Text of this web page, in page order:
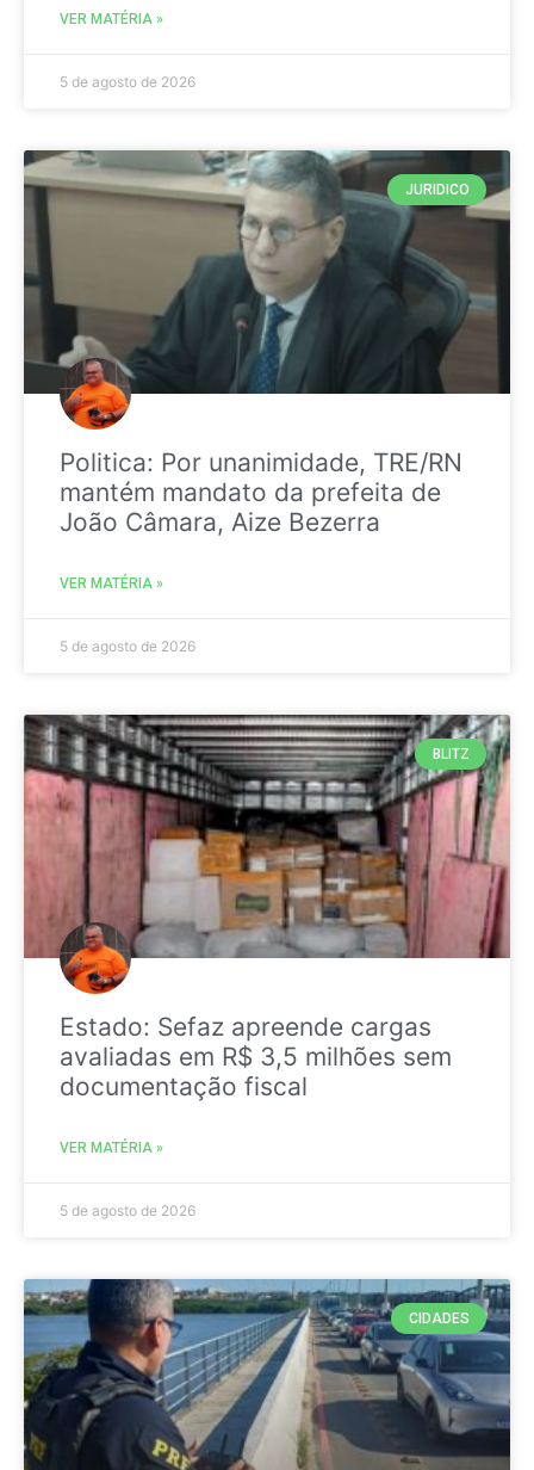
VER MATÉRIA »
5 de agosto de 2026
JURIDICO
Politica: Por unanimidade, TRE/RN
mantém mandato da prefeita de
João Câmara, Aize Bezerra
VER MATÉRIA »
5 de agosto de 2026
BLITZ
Estado: Sefaz apreende cargas
avaliadas em R$ 3,5 milhões sem
documentação fiscal
VER MATÉRIA »
5 de agosto de 2026
CIDADES